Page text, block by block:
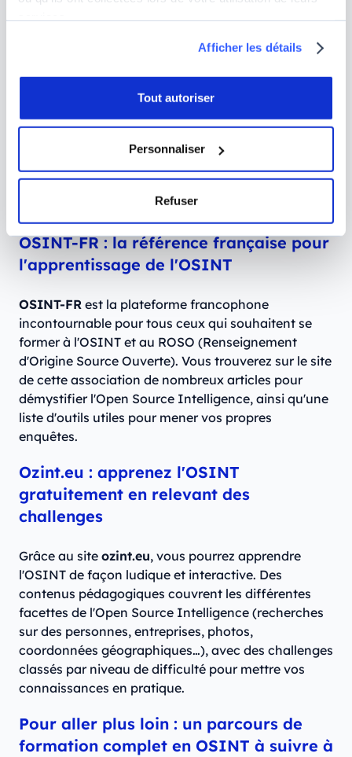
Afficher les détails
Tout autoriser
Personnaliser
Refuser
s’agisse pas de faux ou de deepfake
personne ou un lieu grâce au web
Explorer de fond en comble les profils sur les
réseaux sociaux pour trouver des informations
Et si vous voulez aller plus loin, Nothing2Hide vous
propose également desMOOC gratuits en OSINT
OSINT-FR : la référence française pour
l'apprentissage de l'OSINT
OSINT-FR est la plateforme francophone
incontournable pour tous ceux qui souhaitent se
former à l'OSINT et au ROSO (Renseignement
d'Origine Source Ouverte). Vous trouverez sur le site
de cette association de nombreux articles pour
démystifier l'Open Source Intelligence, ainsi qu'une
liste d'outils utiles pour mener vos propres
enquêtes.
Ozint.eu : apprenez l'OSINT
gratuitement en relevant des
challenges
Grâce au site ozint.eu, vous pourrez apprendre
l'OSINT de façon ludique et interactive. Des
contenus pédagogiques couvrent les différentes
facettes de l'Open Source Intelligence (recherches
sur des personnes, entreprises, photos,
coordonnées géographiques…), avec des challenges
classés par niveau de difficulté pour mettre vos
connaissances en pratique.
Pour aller plus loin : un parcours de
formation complet en OSINT à suivre à